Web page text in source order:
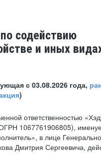
содействию
и иных
с 03.08.2026 года,
)
ответственностью
1067761906805),
в лице
Дмитрия Сергеевича,